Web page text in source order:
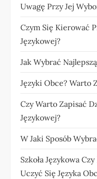
Uwagę Przy Jej
Czym Się Kierować
Językowej?
Jak Wybrać
Języki Obce? Warto
Czy Warto Zapisać
Językowej?
W Jaki Sposób
Szkoła Językowa
Uczyć Się Języka